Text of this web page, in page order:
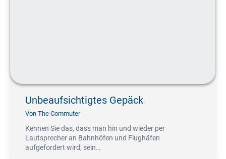
Unbeaufsichtigtes Gepäck
Von The Commuter
Kennen Sie das, dass man hin und wieder per
Lautsprecher an Bahnhöfen und Flughäfen
aufgefordert wird, sein…